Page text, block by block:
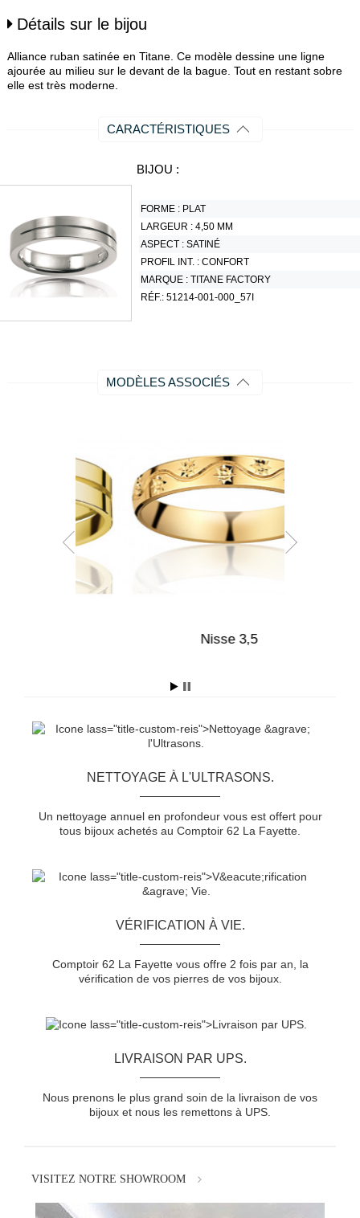
Détails sur le bijou
Alliance ruban satinée en Titane. Ce modèle dessine une ligne
ajourée au milieu sur le devant de la bague. Tout en restant sobre
elle est très moderne.
CARACTÉRISTIQUES
BIJOU :
FORME : PLAT
LARGEUR :4,50 MM
ASPECT :SATINÉ
PROFIL INT. :CONFORT
MARQUE :TITANE FACTORY
RÉF.:51214-001-000_57I
MODÈLES ASSOCIÉS
Nisse 3,5
NETTOYAGE À L'ULTRASONS.
Un nettoyage annuel en profondeur vous est offert pour
tous bijoux achetés au Comptoir 62 La Fayette.
VÉRIFICATION À VIE.
Comptoir 62 La Fayette vous offre 2 fois par an, la
vérification de vos pierres de vos bijoux.
LIVRAISON PAR UPS.
Nous prenons le plus grand soin de la livraison de vos
bijoux et nous les remettons à UPS.
VISITEZ NOTRE SHOWROOM